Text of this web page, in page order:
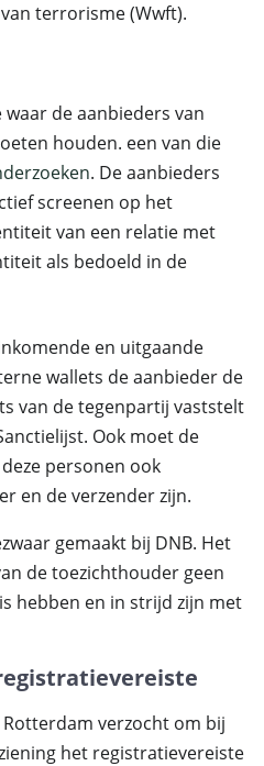
terrorisme (Wwft).
de aanbieders van
houden. een van die
. De aanbieders
screenen op het
van een relatie met
als bedoeld in de
en uitgaande
wallets de aanbieder de
van de tegenpartij vaststelt
Ook moet de
personen ook
en de verzender zijn.
gemaakt bij DNB. Het
de toezichthouder geen
hebben en in strijd zijn met
verzocht om bij
het registratievereiste